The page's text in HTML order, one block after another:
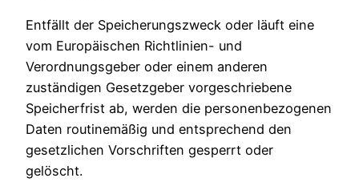
Entfällt der Speicherungszweck oder läuft eine
vom Europäischen Richtlinien- und
Verordnungsgeber oder einem anderen
zuständigen Gesetzgeber vorgeschriebene
Speicherfrist ab, werden die personenbezogenen
Daten routinemäßig und entsprechend den
gesetzlichen Vorschriften gesperrt oder
gelöscht.